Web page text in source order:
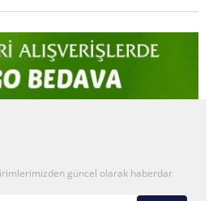
güncel olarak haberdar